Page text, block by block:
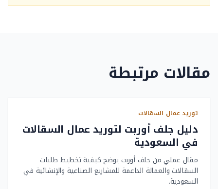
مقالات مرتبطة
توريد عمال السقالات
دليل جلف أوربت لتوريد عمال السقالات
في السعودية
مقال عملي من جلف أوربت يوضح كيفية تخطيط طلبات
السقالات والعمالة الداعمة للمشاريع الصناعية والإنشائية في
السعودية.